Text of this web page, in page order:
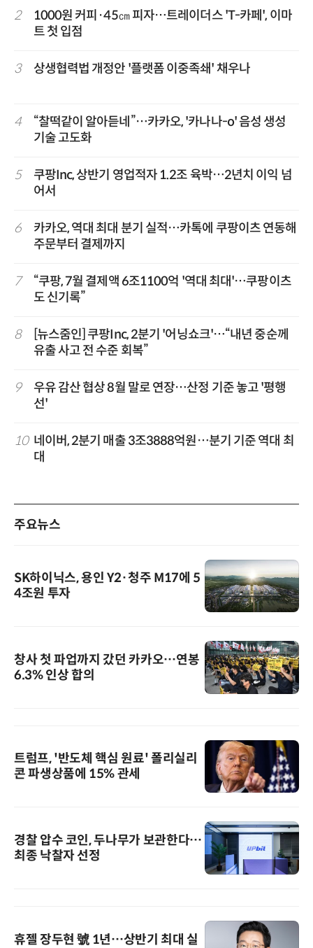
2
1000원 커피·45㎝ 피자…트레이더스 'T-카페', 이마
트 첫 입점
3 상생협력법 개정안 '플랫폼 이중족쇄' 채우나
4
“찰떡같이 알아듣네”…카카오, '카나나-o' 음성 생성
기술 고도화
5
쿠팡Inc, 상반기 영업적자 1.2조 육박…2년치 이익 넘
어서
6
카카오, 역대 최대 분기 실적…카톡에 쿠팡이츠 연동해
주문부터 결제까지
7
“쿠팡, 7월 결제액 6조1100억 '역대 최대'…쿠팡이츠
도 신기록”
8
[뉴스줌인] 쿠팡Inc, 2분기 '어닝쇼크'…“내년 중순께
유출 사고 전 수준 회복”
9
우유 감산 협상 8월 말로 연장…산정 기준 놓고 '평행
선'
10 네이버, 2분기 매출 3조3888억원…분기 기준 역대 최
대
주요뉴스
SK하이닉스, 용인 Y2·청주 M17에 5
4조원 투자
창사 첫 파업까지 갔던 카카오…연봉
6.3% 인상 합의
트럼프, '반도체 핵심 원료' 폴리실리
콘 파생상품에 15% 관세
경찰 압수 코인, 두나무가 보관한다…
최종 낙찰자 선정
휴젤 장두현 號 1년…상반기 최대 실